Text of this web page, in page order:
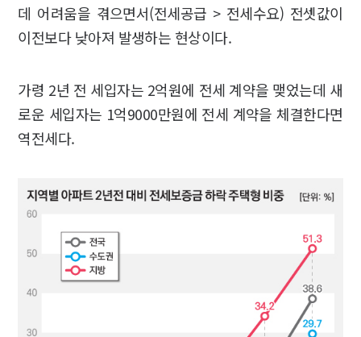
데 어려움을 겪으면서(전세공급 > 전세수요) 전셋값이
이전보다 낮아져 발생하는 현상이다.
가령 2년 전 세입자는 2억원에 전세 계약을 맺었는데 새
로운 세입자는 1억9000만원에 전세 계약을 체결한다면
역전세다.